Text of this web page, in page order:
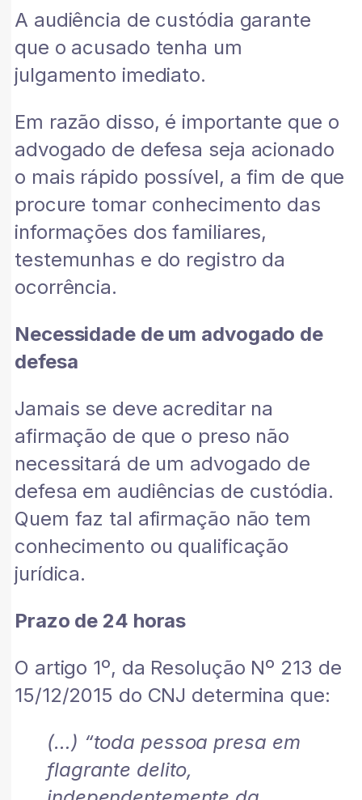
A audiência de custódia garante
que o acusado tenha um
julgamento imediato.
Em razão disso, é importante que o
advogado de defesa seja acionado
o mais rápido possível, a fim de que
procure tomar conhecimento das
informações dos familiares,
testemunhas e do registro da
ocorrência.
Necessidade de um advogado de
defesa
Jamais se deve acreditar na
afirmação de que o preso não
necessitará de um advogado de
defesa em audiências de custódia.
Quem faz tal afirmação não tem
conhecimento ou qualificação
jurídica.
Prazo de 24 horas
O artigo 1º, da Resolução Nº 213 de
15/12/2015 do CNJ determina que:
(…) “toda pessoa presa em
flagrante delito,